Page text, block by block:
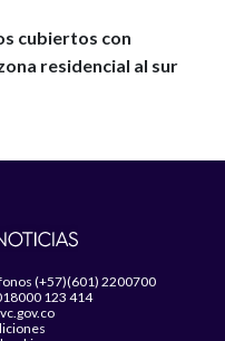
cubiertos con
residencial al sur
(+57)(601) 2200700
123 414